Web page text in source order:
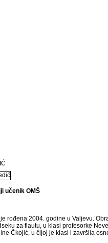
učenik OMŠ
rođena 2004. godine u Valjevu.
za flautu, u klasi profesorke
Čkojić, u čijoj je klasi i završila